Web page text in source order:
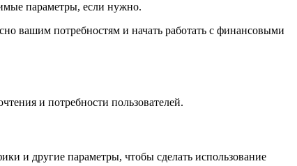
параметры, если нужно.
вашим потребностям и начать работать с финансовыми
и потребности пользователей.
и другие параметры, чтобы сделать использование